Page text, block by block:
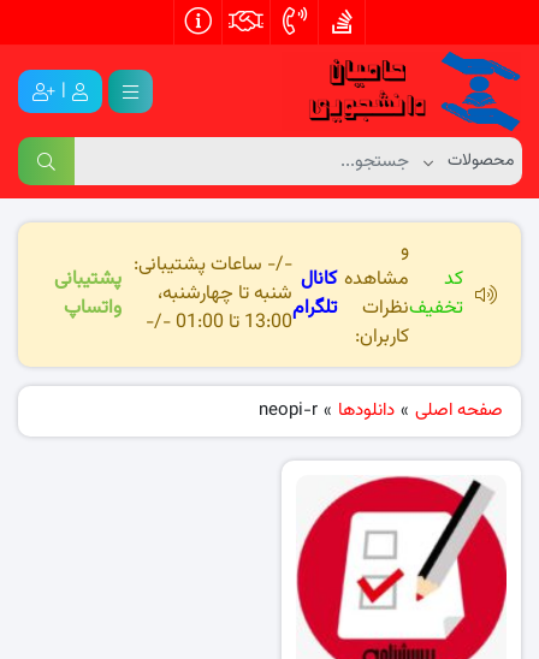
|
کد
تخفیف
و
مشاهده
نظرات
کاربران:
کانال
تلگرام
-/- ساعات پشتیبانی:
شنبه تا چهارشنبه،
13:00 تا 01:00 -/-
پشتیبانی
واتساپ
صفحه اصلی » دانلودها »
neopi-r